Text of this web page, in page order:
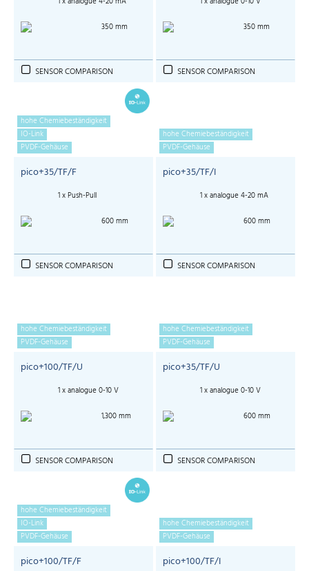
350 mm
SENSOR COMPARISON
350 mm
SENSOR COMPARISON
hohe Chemiebeständigkeit
IO-Link
PVDF-Gehäuse
pico+35/TF/F
1 x Push-Pull
600 mm
SENSOR COMPARISON
hohe Chemiebeständigkeit
PVDF-Gehäuse
pico+35/TF/I
1 x analogue 4-20 mA
600 mm
SENSOR COMPARISON
hohe Chemiebeständigkeit
PVDF-Gehäuse
pico+100/TF/U
1 x analogue 0-10 V
1,300 mm
SENSOR COMPARISON
hohe Chemiebeständigkeit
PVDF-Gehäuse
pico+35/TF/U
1 x analogue 0-10 V
600 mm
SENSOR COMPARISON
hohe Chemiebeständigkeit
IO-Link
PVDF-Gehäuse
pico+100/TF/F
hohe Chemiebeständigkeit
PVDF-Gehäuse
pico+100/TF/I